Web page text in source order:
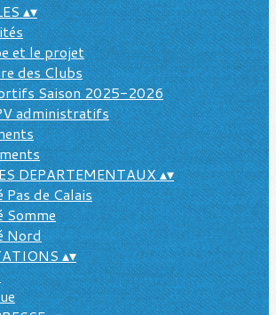
▴▾
et le projet
des Clubs
Saison 2025-2026
administratifs
DEPARTEMENTAUX▴▾
Pas de Calais
Somme
Nord
▴▾